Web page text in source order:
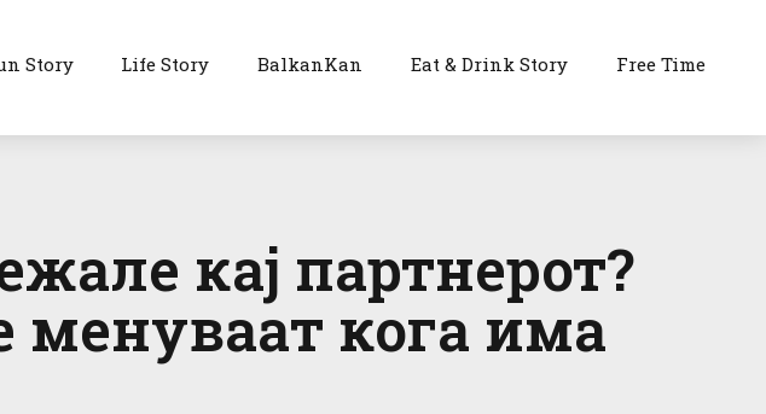
Story Life Story BalkanKan Eat & Drink Story Free Time
кај партнерот?
менуваат кога има